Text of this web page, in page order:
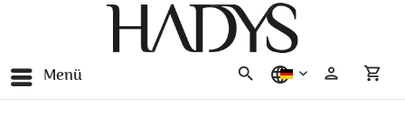
Menü deutsch